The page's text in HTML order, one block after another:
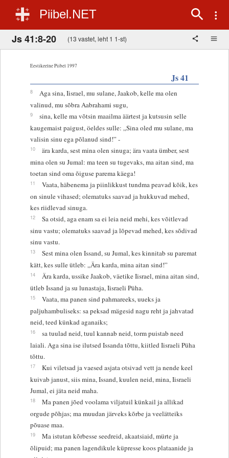
Piibel.NET
Js 41:8-20 (13 vastet, leht 1 1-st)
Eestikeelne Piibel 1997
Js 41
8
Aga sina, Iisrael, mu sulane, Jaakob, kelle ma olen
valinud, mu sõbra Aabrahami sugu,
9
sina, kelle ma võtsin maailma äärtest ja kutsusin selle
kaugemaist paigust, öeldes sulle: „Sina oled mu sulane, ma
valisin sinu ega põlanud sind!” -
10
ära karda, sest mina olen sinuga; ära vaata ümber, sest
mina olen su Jumal: ma teen su tugevaks, ma aitan sind, ma
toetan sind oma õiguse parema käega!
11
Vaata, häbenema ja piinlikkust tundma peavad kõik, kes
on sinule vihased; olematuks saavad ja hukkuvad mehed,
kes riidlevad sinuga.
12
Sa otsid, aga enam sa ei leia neid mehi, kes võitlevad
sinu vastu; olematuks saavad ja lõpevad mehed, kes sõdivad
sinu vastu.
13
Sest mina olen Issand, su Jumal, kes kinnitab su paremat
kätt, kes sulle ütleb: „Ära karda, mina aitan sind!”
14
Ära karda, ussike Jaakob, väetike Iisrael, mina aitan sind,
ütleb Issand ja su lunastaja, Iisraeli Püha.
15
Vaata, ma panen sind pahmareeks, uueks ja
paljuhambuliseks: sa peksad mägesid nagu reht ja jahvatad
neid, teed künkad aganaiks;
16
sa tuulad neid, tuul kannab neid, torm puistab need
laiali. Aga sina ise ilutsed Issanda tõttu, kiitled Iisraeli Püha
tõttu.
17
Kui viletsad ja vaesed asjata otsivad vett ja nende keel
kuivab janust, siis mina, Issand, kuulen neid, mina, Iisraeli
Jumal, ei jäta neid maha.
18
Ma panen jõed voolama viljatuil künkail ja allikad
orgude põhjas; ma muudan järveks kõrbe ja veelätteiks
põuase maa.
19
Ma istutan kõrbesse seedreid, akaatsiaid, mürte ja
õlipuid; ma panen lagendikule küpresse koos plataanide ja